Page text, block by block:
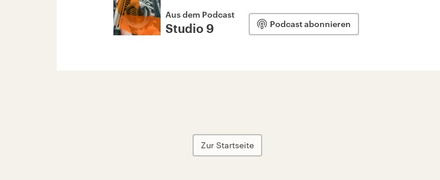
Aus dem Podcast
Studio 9 Podcast abonnieren
Zur Startseite